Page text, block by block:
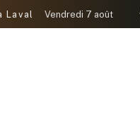
Laval Vendredi 7 août